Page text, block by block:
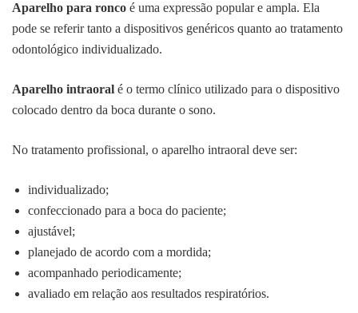
Aparelho para ronco é uma expressão popular e ampla. Ela
pode se referir tanto a dispositivos genéricos quanto ao tratamento
odontológico individualizado.
Aparelho intraoral é o termo clínico utilizado para o dispositivo
colocado dentro da boca durante o sono.
No tratamento profissional, o aparelho intraoral deve ser:
individualizado;
confeccionado para a boca do paciente;
ajustável;
planejado de acordo com a mordida;
acompanhado periodicamente;
avaliado em relação aos resultados respiratórios.